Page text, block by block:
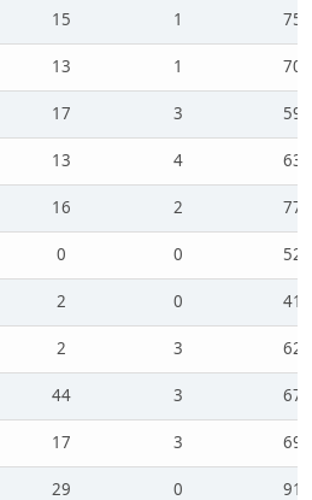
15 1
75
13 1
70
17 3
59
13 4
63
16 2
77
0 0
52
2 0
41
2 3
62
44 3
67
17 3
69
29 0
91